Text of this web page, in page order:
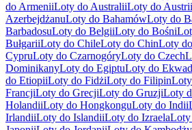
do ArmeniiLoty do AustraliiLoty do Austrii
AzerbejdżanuLoty do BahamówLoty do
BarbadosuLoty do BelgiiLoty do Bośni
BułgariiLoty do ChileLoty do ChinLoty
CypruLoty do CzarnogóryLoty do Czech
DominikanyLoty do EgiptuLoty do
do EtiopiiLoty do FidżiLoty do Filipin
FrancjiLoty do GrecjiLoty do GruzjiLoty
HolandiiLoty do HongkonguLoty do Indii
IrlandiiLoty do IslandiiLoty do IzraelaLoty